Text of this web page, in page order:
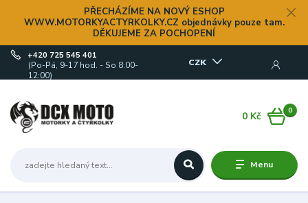
PŘECHÁZÍME NA NOVÝ ESHOP
WWW.MOTORKYACTYRKOLKY.CZ objednávky pouze tam.
DĚKUJEME ZA POCHOPENÍ
Menu
CZK
+420 725 545 401
(Po-Pá, 9-17 hod. - So 8:00-
12:00)
0
0 Kč